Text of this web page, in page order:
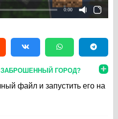
0:00
ЗАБРОШЕННЫЙ ГОРОД?
файл и запустить его на